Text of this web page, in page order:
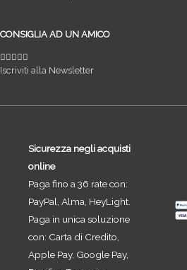
CONSIGLIA AD UN AMICO
Iscriviti alla Newsletter
Sicurezza negli acquisti
online
Paga fino a 36 rate con:
PayPal, Alma, HeyLight.
Paga in unica soluzione
con: Carta di Credito,
Apple Pay, Google Pay,